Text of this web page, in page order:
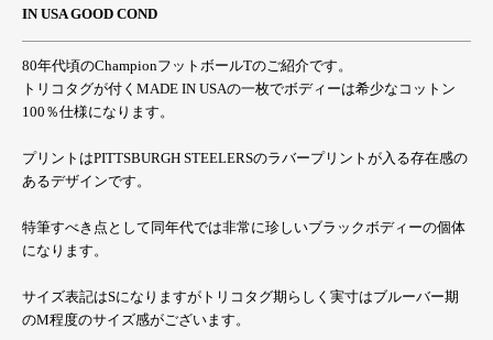
IN USA GOOD COND
80年代頃のChampionフットボールTのご紹介です。
トリコタグが付くMADE IN USAの一枚でボディーは希少なコットン
100％仕様になります。
プリントはPITTSBURGH STEELERSのラバープリントが入る存在感の
あるデザインです。
特筆すべき点として同年代では非常に珍しいブラックボディーの個体
になります。
サイズ表記はSになりますがトリコタグ期らしく実寸はブルーバー期
のM程度のサイズ感がございます。